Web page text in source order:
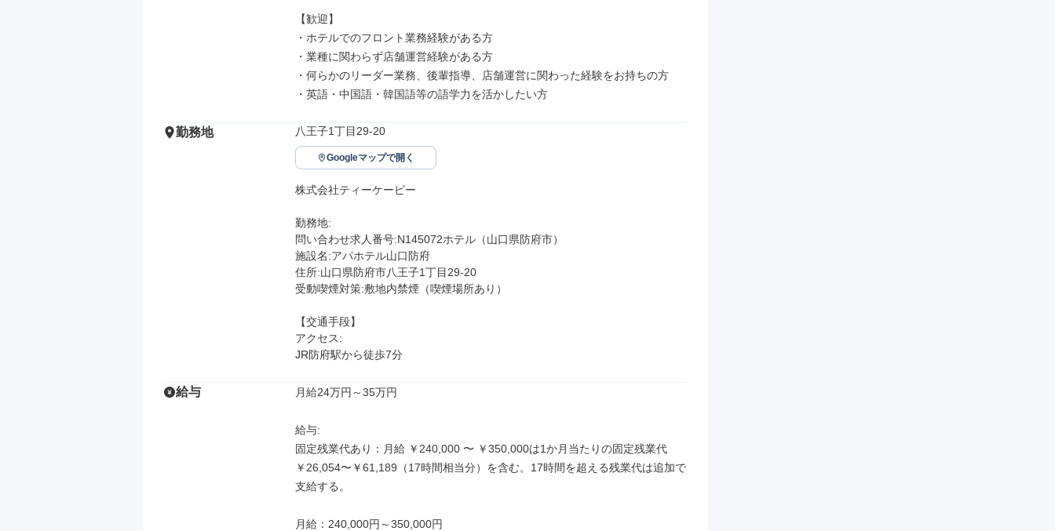
【歓迎】
・ホテルでのフロント業務経験がある方
・業種に関わらず店舗運営経験がある方
・何らかのリーダー業務、後輩指導、店舗運営に関わった経験をお持ちの方
・英語・中国語・韓国語等の語学力を活かしたい方
勤務地 八王子1丁目29-20
Googleマップで開く
株式会社ティーケーピー
勤務地:
問い合わせ求人番号:N145072ホテル（山口県防府市）
施設名:アパホテル山口防府
住所:山口県防府市八王子1丁目29-20
受動喫煙対策:敷地内禁煙（喫煙場所あり）
【交通手段】
アクセス:
JR防府駅から徒歩7分
給与 月給24万円～35万円
給与:
固定残業代あり：月給 ￥240,000 〜 ￥350,000は1か月当たりの固定残業代
￥26,054〜￥61,189（17時間相当分）を含む。17時間を超える残業代は追加で
支給する。
月給：240,000円～350,000円